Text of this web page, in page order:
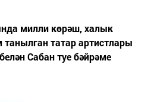
милли көрәш, халык
татар артистлары
Сабан туе бәйрәме